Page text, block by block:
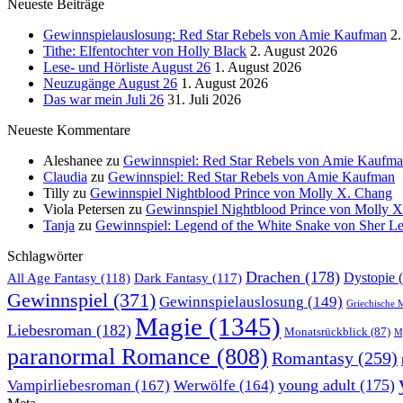
Neueste Beiträge
Gewinnspielauslosung: Red Star Rebels von Amie Kaufman
Tithe: Elfentochter von Holly Black 2. August 2026
Lese- und Hörliste August 26 1. August 2026
Neuzugänge August 26 1. August 2026
Das war mein Juli 26 31. Juli 2026
Neueste Kommentare
Aleshanee zu Gewinnspiel: Red Star Rebels von Amie
Claudia zu Gewinnspiel: Red Star Rebels von Amie Kaufman
Tilly zu Gewinnspiel Nightblood Prince von Molly X. Chang
Viola Petersen zu Gewinnspiel Nightblood Prince von Molly
Tanja zu Gewinnspiel: Legend of the White Snake von Sher
Schlagwörter
All Age Fantasy (118) Dark Fantasy (117) Drachen (178) Dystopie
Gewinnspiel (371) Gewinnspielauslosung (149) Griechische
Liebesroman (182) Magie (1345) Monatsrückblick (87)
paranormal Romance (808) Romantasy (259)
Vampirliebesroman (167) Werwölfe (164) young adult (175)